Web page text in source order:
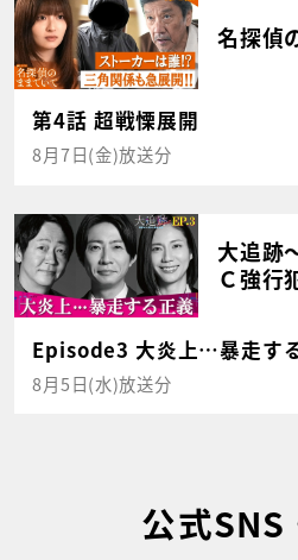
名探偵
第4話 超戦慄展開
8月7日(金)放送分
大追跡
Ｃ強行
Episode3 大炎上…暴走す
8月5日(水)放送分
公式SNS